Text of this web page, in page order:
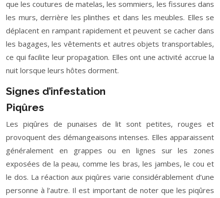
que les coutures de matelas, les sommiers, les fissures dans
les murs, derrière les plinthes et dans les meubles. Elles se
déplacent en rampant rapidement et peuvent se cacher dans
les bagages, les vêtements et autres objets transportables,
ce qui facilite leur propagation. Elles ont une activité accrue la
nuit lorsque leurs hôtes dorment.
Signes d’infestation
Piqûres
Les piqûres de punaises de lit sont petites, rouges et
provoquent des démangeaisons intenses. Elles apparaissent
généralement en grappes ou en lignes sur les zones
exposées de la peau, comme les bras, les jambes, le cou et
le dos. La réaction aux piqûres varie considérablement d’une
personne à l’autre. Il est important de noter que les piqûres